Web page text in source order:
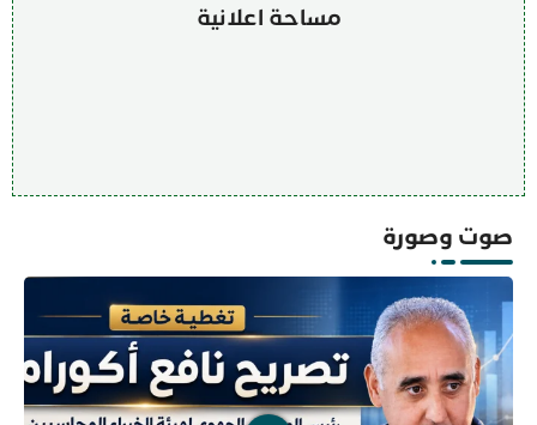
مساحة اعلانية
صوت وصورة